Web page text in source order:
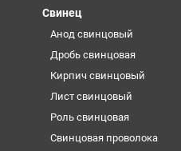
Свинец
Анод свинцовый
Дробь свинцовая
Кирпич свинцовый
Лист свинцовый
Роль свинцовая
Свинцовая проволока